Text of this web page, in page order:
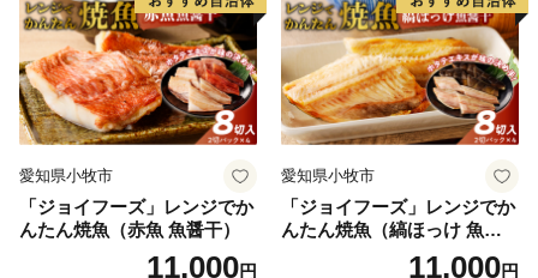
愛知県小牧市
「ジョイフーズ」レンジでか
んたん焼魚（赤魚 魚醤干）
11,000円
愛知県小牧市
「ジョイフーズ」レンジでか
んたん焼魚（縞ほっけ 魚醤
11,000円